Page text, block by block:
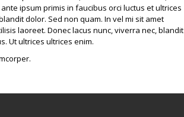
ipsum primis in faucibus orci luctus et ultrices
dolor. Sed non quam. In vel mi sit amet
laoreet. Donec lacus nunc, viverra nec, blandit
Ut ultrices ultrices enim.